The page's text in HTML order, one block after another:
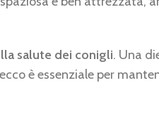
salute dei conigli. Una
è essenziale per